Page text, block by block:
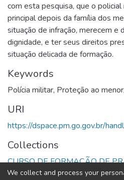
com esta pesquisa, que o
principal depois da família dos
situação de infração, merecem e
dignidade, e ter seus direitos
situação delicada de formação.
Keywords
Polícia militar, Proteção ao menor,
URI
https://dspace.pm.go.gov.br/
Collections
CURSO DE FORMAÇÃO DE
We collect and process your